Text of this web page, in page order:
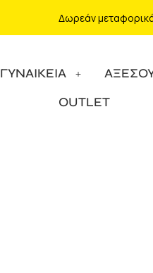
Δωρεάν
ΓΥΝΑΙΚΕΙΑ
OUTLET